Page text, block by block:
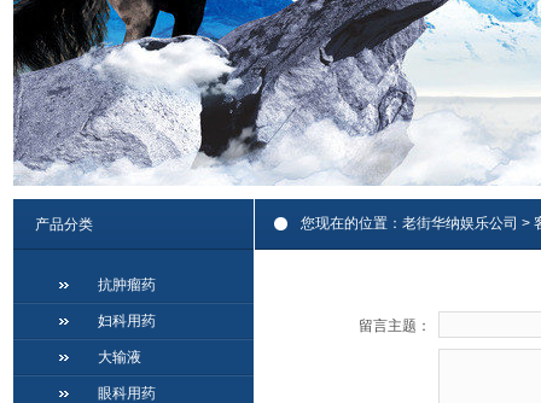
您现在的位置： 老街华纳娱乐公司 >
产品分类
抗肿瘤药
妇科用药
大输液
眼科用药
留言主题：